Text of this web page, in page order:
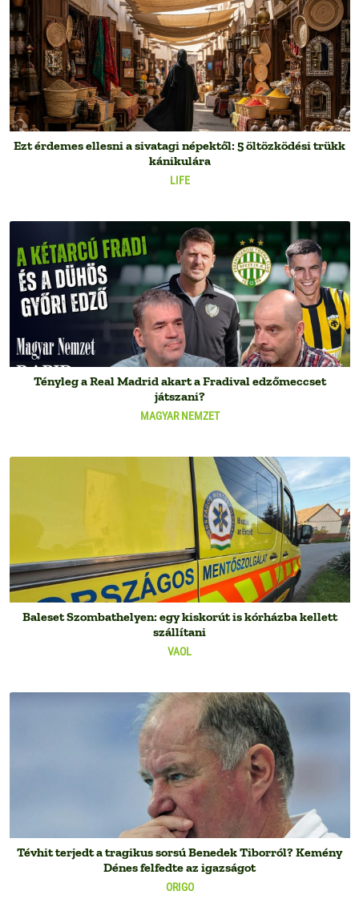
LIFE
Ezt érdemes ellesni a sivatagi népektől: 5 öltözködési trükk
kánikulára
MAGYAR NEMZET
Tényleg a Real Madrid akart a Fradival edzőmeccset
játszani?
VAOL
Baleset Szombathelyen: egy kiskorút is kórházba kellett
szállítani
ORIGO
Tévhit terjedt a tragikus sorsú Benedek Tiborról? Kemény
Dénes felfedte az igazságot